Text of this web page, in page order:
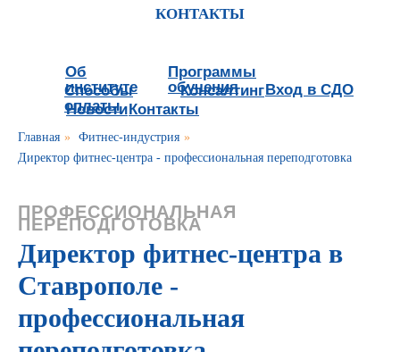
КОНТАКТЫ
Об
институте
Программы
обучения
Способы
оплаты
Консалтинг
Новости
Вход в СДО
Контакты
Главная » Фитнес-индустрия »
Директор фитнес-центра - профессиональная переподготовка
ПРОФЕССИОНАЛЬНАЯ
ПЕРЕПОДГОТОВКА
Директор фитнес-центра в
Ставрополе -
профессиональная